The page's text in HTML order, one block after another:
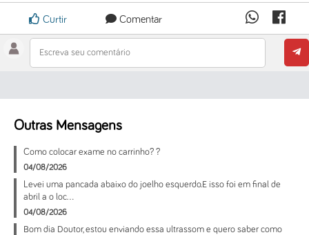
Curtir Comentar
Escreva seu comentário
Outras Mensagens
Como colocar exame no carrinho? ?
04/08/2026
Levei uma pancada abaixo do joelho esquerdo.E isso foi em final de
abril a o loc...
04/08/2026
Bom dia Doutor, estou enviando essa ultrassom e quero saber como